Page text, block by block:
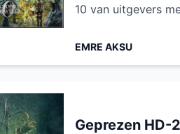
10 van uitgevers
EMRE AKSU
Geprezen HD-